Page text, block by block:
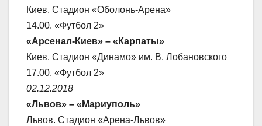
Киев. Стадион «Оболонь-Арена»
14.00. «Футбол 2»
«Арсенал-Киев» – «Карпаты»
Киев. Стадион «Динамо» им. В. Лобановского
17.00. «Футбол 2»
02.12.2018
«Львов» – «Мариуполь»
Львов. Стадион «Арена-Львов»